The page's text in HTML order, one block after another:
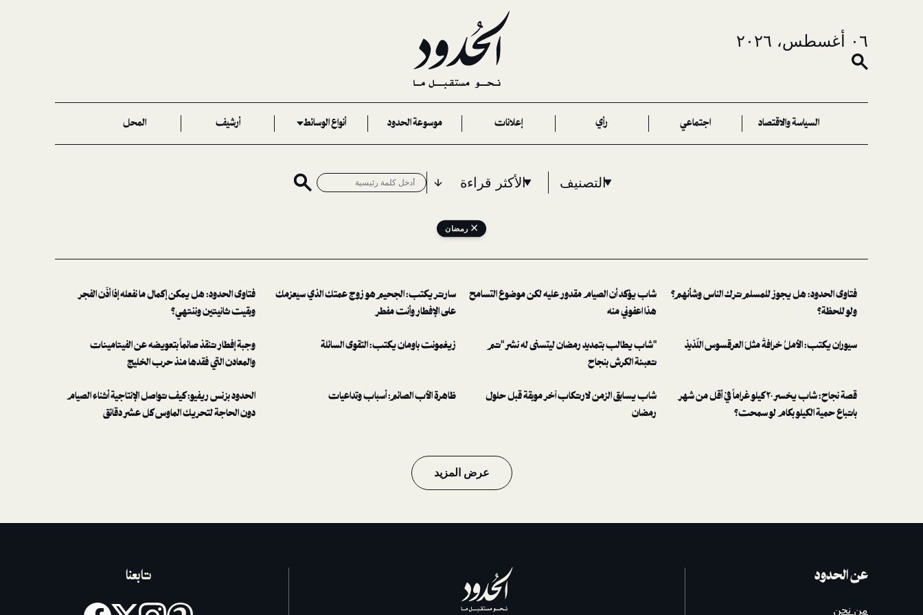
٠٦ أغسطس، ٢٠٢٦
السياسة والاقتصاد اجتماعي رأي إعلانات موسوعة الحدود أنواع الوسائط أرشيف المحل
التصنيف الأكثر قراءة
رمضان
فتاوى الحدود: هل يجوز للمسلم ترك الناس وشأنهم؟
ولو للحظة؟
شاب يؤكد أن الصيام مقدور عليه لكن موضوع التسامح
هذا اعفوني منه
سارتر يكتب: الجحيم هو زوج عمتك الذي سيعزمك
على الإفطار وأنت مفطر
فتاوى الحدود: هل يمكن إكمال ما نفعله إذا أذّن الفجر
وبقيت ثانيتين وننتهي؟
سيوران يكتب: الأملُ خرافةٌ مثلَ العرقسوس اللّذيذ
"شاب يطالب بتمديد رمضان ليتسنى له نشر "تم
تعبئة الكرش بنجاح
زيغمونت باومان يكتب: التقوى السائلة
وجبة إفطار تنقذ صائماً بتعويضه عن الفيتامينات
والمعادن التي فقدها منذ حرب الخليج
قصة نجاح: شاب يخسر ٢٠ كيلو غراماً في أقل من شهر
باتباع حمية الكيلو بكام لو سمحت؟
شاب يسابق الزمن لارتكاب آخر موبقة قبل حلول
رمضان
ظاهرة الأب الصائم: أسباب وتداعيات
الحدود بزنس ريفيو: كيف تواصل الإنتاجية أثناء الصيام
دون الحاجة لتحريك الماوس كل عشر دقائق
عرض المزيد
عن الحدود
من نحن
تابعنا